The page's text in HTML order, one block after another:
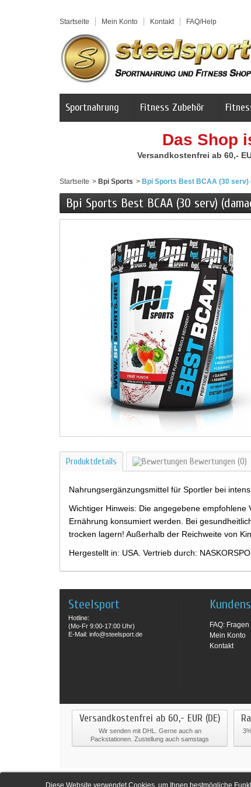
Startseite Mein Konto Kontakt FAQ/Help
Sportnahrung Fitness Zubehör
Das Shop
Versandkostenfrei ab 60,-
Diese Website verwendet Cookies, um Ihnen bestmögliche
Startseite > Bpi Sports > Bpi Sports Best BCAA (30 serv)
Bpi Sports Best BCAA (30 serv)
Produktdetails Bewertungen (0)
Nahrungsergänzungsmittel für Sportler bei
Wichtiger Hinweis: Die angegebene
Ernährung konsumiert werden. Bei
trocken lagern! Außerhalb der Reichweite von
Hergestellt in: USA. Vertrieb durch:
Steelsport
Hotline:
(Mo-Fr 9:00-17:00 Uhr)
E-Mail: info@steelsport.de
FAQ:
Mein Konto
Kontakt
Versandkostenfrei ab 60,- EUR (DE)
Wir senden mit DHL. Gerne auch an
Packstationen. Zustellung auch samstags